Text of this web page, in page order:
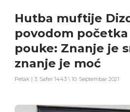
Hutba muftije
povodom
pouke: Znanje je
znanje je moć
Petak | 3. Safer 1443 \ 10. Septembar 2021